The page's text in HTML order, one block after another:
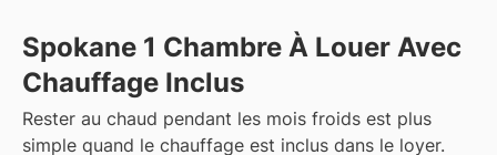
Spokane 1 Chambre À Louer Avec
Chauffage Inclus
Rester au chaud pendant les mois froids est plus
simple quand le chauffage est inclus dans le loyer.